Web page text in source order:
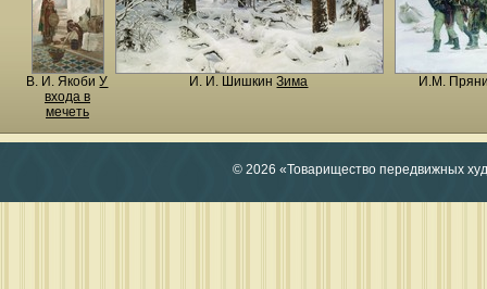
В. И. ЯкобиУ
входа в
мечеть
И. И. ШишкинЗима И.М.
© 2026 «Товарищество передвижных